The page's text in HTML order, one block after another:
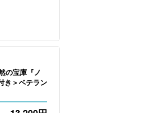
の宝庫『ノ
き＞ベテラン